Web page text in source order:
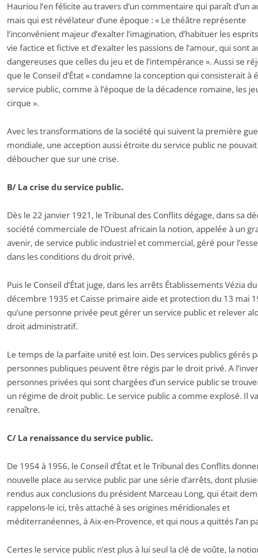
Hauriou l’en félicite au travers d’un commentaire qui paraît d’un
mais qui est révélateur d’une époque : « Le théâtre représente
l’inconvénient majeur d’exalter l’imagination, d’habituer les
vie factice et fictive et d’exalter les passions de l’amour, qui sont
dangereuses que celles du jeu et de l’intempérance ». Aussi se
que le Conseil d’État « condamne la conception qui consisterait à
service public, comme à l’époque de la décadence romaine, les
cirque ».
Avec les transformations de la société qui suivent la première
mondiale, une acception aussi étroite du service public ne pouvait
déboucher que sur une crise.
B/ La crise du service public.
Dès le 22 janvier 1921, le Tribunal des Conflits dégage, dans sa
société commerciale de l’Ouest africain la notion, appelée à un
avenir, de service public industriel et commercial, géré pour
dans les conditions du droit privé.
Puis le Conseil d’État juge, dans les arrêts Établissements Vézia
décembre 1935 et Caisse primaire aide et protection du 13 mai
qu’une personne privée peut gérer un service public et relever
droit administratif.
Le temps de la parfaite unité est loin. Des services publics gérés
personnes publiques peuvent être régis par le droit privé. A
personnes privées qui sont chargées d’un service public se
un régime de droit public. Le service public a comme explosé. Il va
renaître.
C/ La renaissance du service public.
De 1954 à 1956, le Conseil d’État et le Tribunal des Conflits
nouvelle place au service public par une série d’arrêts, dont
rendus aux conclusions du président Marceau Long, qui était
rappelons-le ici, très attaché à ses origines méridionales et
méditerranéennes, à Aix-en-Provence, et qui nous a quittés l’an
Certes le service public n’est plus à lui seul la clé de voûte, la